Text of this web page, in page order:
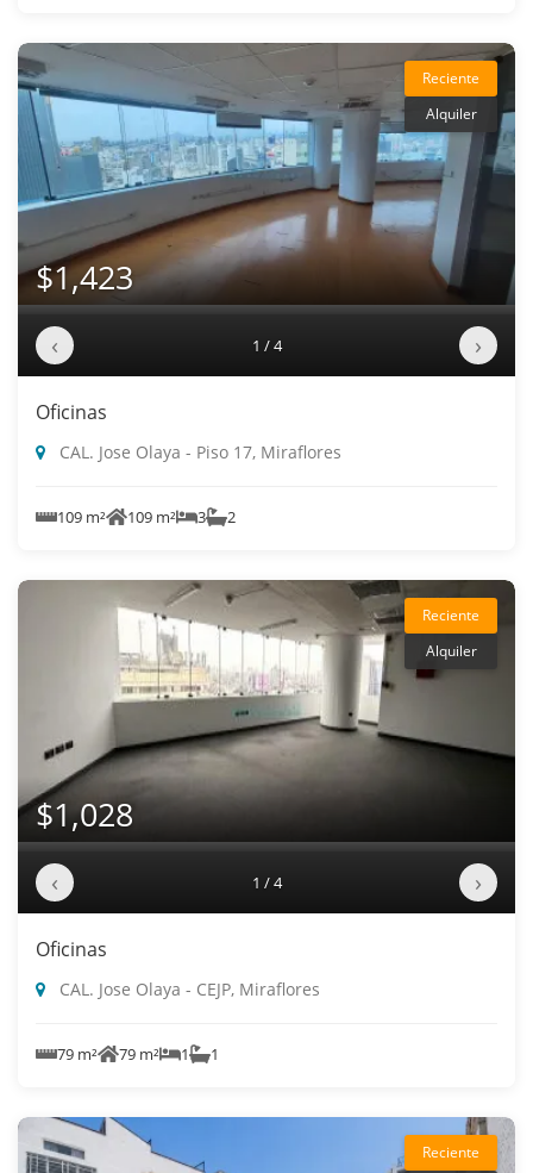
Reciente
Alquiler
$1,423
‹ 1 / 4 ›
Oficinas
CAL. Jose Olaya - Piso 17, Miraflores
109 m² 109 m² 3 2
Reciente
Alquiler
$1,028
‹ 1 / 4 ›
Oficinas
CAL. Jose Olaya - CEJP, Miraflores
79 m² 79 m² 1 1
Reciente